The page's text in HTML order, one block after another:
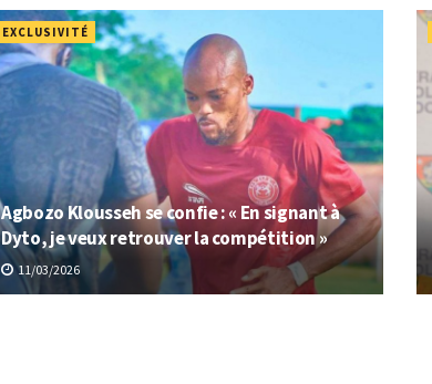
EXCLUSIVITÉ
Agbozo Klousseh se confie : « En signant à
Dyto, je veux retrouver la compétition »
11/03/2026